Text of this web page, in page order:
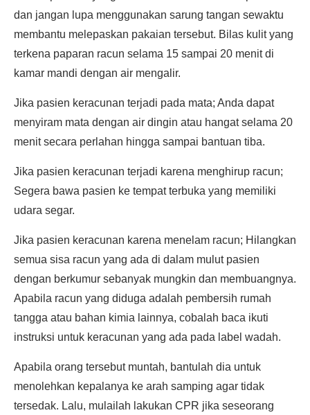
dan jangan lupa menggunakan sarung tangan sewaktu
membantu melepaskan pakaian tersebut. Bilas kulit yang
terkena paparan racun selama 15 sampai 20 menit di
kamar mandi dengan air mengalir.
Jika pasien keracunan terjadi pada mata; Anda dapat
menyiram mata dengan air dingin atau hangat selama 20
menit secara perlahan hingga sampai bantuan tiba.
Jika pasien keracunan terjadi karena menghirup racun;
Segera bawa pasien ke tempat terbuka yang memiliki
udara segar.
Jika pasien keracunan karena menelam racun; Hilangkan
semua sisa racun yang ada di dalam mulut pasien
dengan berkumur sebanyak mungkin dan membuangnya.
Apabila racun yang diduga adalah pembersih rumah
tangga atau bahan kimia lainnya, cobalah baca ikuti
instruksi untuk keracunan yang ada pada label wadah.
Apabila orang tersebut muntah, bantulah dia untuk
menolehkan kepalanya ke arah samping agar tidak
tersedak. Lalu, mulailah lakukan CPR jika seseorang